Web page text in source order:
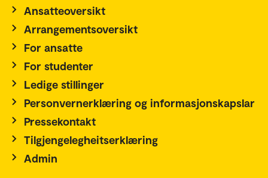
Ansatteoversikt
Arrangementsoversikt
For ansatte
For studenter
Ledige stillinger
Personvernerklæring og informasjonskapslar
Pressekontakt
Tilgjengelegheitserklæring
Admin